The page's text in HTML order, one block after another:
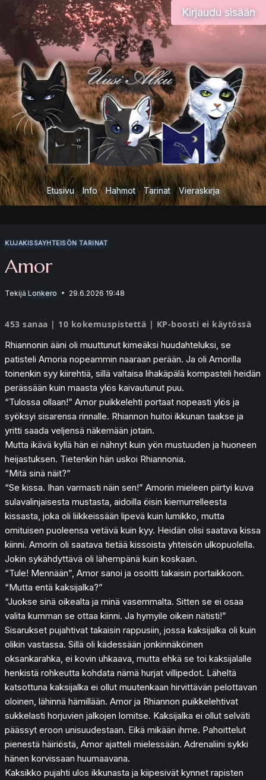
sisältöön
Kirjaudu sisään
Etusivu Info Hahmot Tarinat Vieraskirja
KUJAKISSAYHTEISÖN TARINAT
Amor
Tekijä Lonkero 29.6.2026 19:48
453 sanaa | 10 kokemuspistettä | KP-boosti ei käytössä
Rhiannonin ääni oli muuttunut kimeäksi huudahteluksi, se
patisteli Amoria nopeammin naaraan perään. Ja oli Amorilla
toinenkin syy kiirehtiä, sillä valtaisa lihakäpälä kompasteli heidän
perässään kuin maasta ylös kaivautunut puu.
“Tulossa ollaan!” Amor puikkelehti portaat nopeasti ylös ja
syöksyi sisarensa rinnalle. Rhiannon huitoi ikkunan taakse ja
yritti saada veljensä näkemään jotain.
Mutta ikävä kyllä hän ei nähnyt kuin yön mustuuden ja huoneen
heijastuksen. Tietenkin hän uskoi Rhiannonia.
“Mitä sinä näit?”
“Se kissa. Ihan varmasti näin sen!” Amorin mieleen piirtyi kuva
sulavalinjaisesta mustasta, aidoilla öisin kiemurrelleesta
kissasta, joka oli liikkeissään lipevä kuin lumikko, mutta
omituisen puoleensa vetävä kuin kyy. Heidän olisi saatava kissa
kiinni. Amorin oli saatava tietää kissoista yhteisön ulkopuolella.
Jokin sykähdyttävä oli lähempänä kuin koskaan.
“Tule! Mennään”, Amor sanoi ja osoitti takaisin portaikkoon.
“Mutta entä kaksijalka?”
“Juokse sinä oikealta ja minä vasemmalta. Sitten se ei osaa
valita kumman se ottaa kiinni. Ja hymyile oikein nätisti!”
Sisarukset pujahtivat takaisin rappusiin, jossa kaksijalka oli kuin
olikin vastassa. Sillä oli kädessään jonkinnäköinen
oksankarahka, ei kovin uhkaava, mutta ehkä se toi kaksijalalle
henkistä rohkeutta kohdata nämä hurjat villipedot. Läheltä
katsottuna kaksijalka ei ollut muutenkaan hirvittävän pelottavan
oloinen, lähinnä hämillään. Amor ja Rhiannon puikkelehtivat
sukkelasti horjuvien jalkojen lomitse. Kaksijalka ei ollut selväti
päässyt eroon unisuudestaan. Eikä mikään ihme. Pahoittelut
pienestä häiriöstä, Amor ajatteli mielessään. Adrenaliini sykki
hänen korvissaan huumaavana.
Kaksikko pujahti ulos ikkunasta ja kiipesivät kynnet rapisten